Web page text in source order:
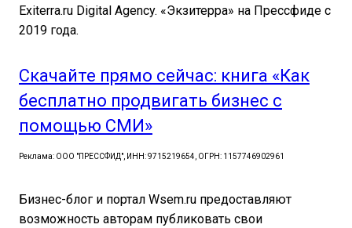
Exiterra.ru Digital Agency. «Экзитерра» на Прессфиде с
2019 года.
Скачайте прямо сейчас: книга «Как
бесплатно продвигать бизнес с
помощью СМИ»
Реклама: ООО "ПРЕССФИД", ИНН: 9715219654, ОГРН: 1157746902961
Бизнес-блог и портал Wsem.ru предоставляют
возможность авторам публиковать свои